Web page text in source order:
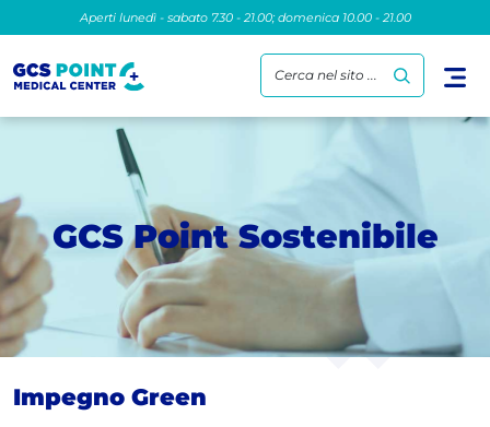
Aperti lunedì - sabato 7.30 - 21.00; domenica 10.00 - 21.00
Cerca nel sito ...
GCS Point Sostenibile
Impegno Green